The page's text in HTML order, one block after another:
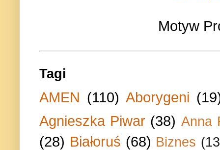
Motyw
Tagi
AMEN (110) Aborygeni
Agnieszka Piwar (38) Anna
(28) Białoruś (68) Biznes